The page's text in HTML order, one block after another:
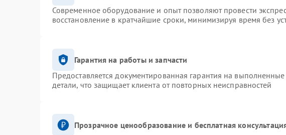
Современное оборудование и опыт позволяют провести
восстановление в кратчайшие сроки, минимизируя время без
Гарантия на работы и запчасти
Предоставляется документированная гарантия на
детали, что защищает клиента от повторных неисправностей
Прозрачное ценообразование и бесплатная